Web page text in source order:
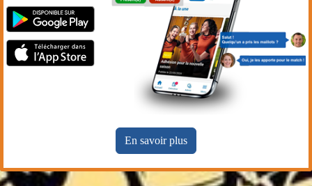
En savoir plus